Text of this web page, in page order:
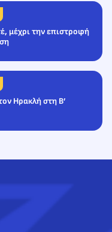
μέχρι την επιστροφή
Ηρακλή στη Β’